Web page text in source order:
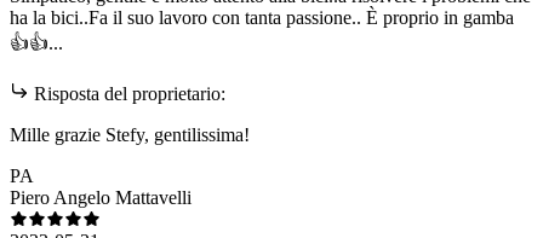
ha la bici..Fa il suo lavoro con tanta passione.. È proprio in gamba
👍👍...
Risposta del proprietario:
Mille grazie Stefy, gentilissima!
PA
Piero Angelo Mattavelli